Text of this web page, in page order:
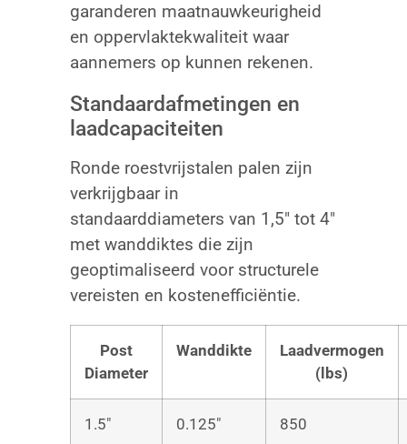
garanderen maatnauwkeurigheid
en oppervlaktekwaliteit waar
aannemers op kunnen rekenen.
Standaardafmetingen en
laadcapaciteiten
Ronde roestvrijstalen palen zijn
verkrijgbaar in
standaarddiameters van 1,5″ tot 4″
met wanddiktes die zijn
geoptimaliseerd voor structurele
vereisten en kostenefficiëntie.
Post
Diameter
Wanddikte
Laadvermogen
(lbs)
1.5″ 0.125″ 850